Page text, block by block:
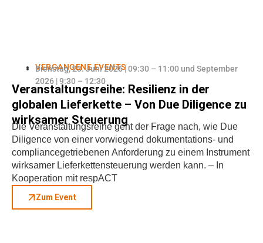
VERGANGENE EVENTS
Dienstag, 23. Juni 2026 | 09:30 – 11:00 und September
2026 | 9:30 – 12:30
Veranstaltungsreihe: Resilienz in der
globalen Lieferkette – Von Due Diligence zu
wirksamer Steuerung
Die Veranstaltungsreihe geht der Frage nach, wie Due
Diligence von einer vorwiegend dokumentations- und
compliancegetriebenen Anforderung zu einem Instrument
wirksamer Lieferkettensteuerung werden kann. – In
Kooperation mit respACT
Zum Event